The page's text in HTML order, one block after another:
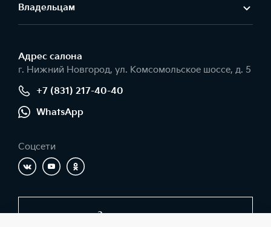
Владельцам
Адрес салонa
г. Нижний Новгород, ул. Комсомольское шоссе, д. 5
+7 (831) 217-40-40
WhatsApp
Соцсети
Заказать звонок